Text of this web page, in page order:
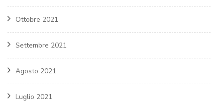
Ottobre 2021
Settembre 2021
Agosto 2021
Luglio 2021